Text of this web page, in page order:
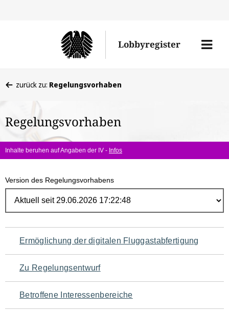
Lobbyregister
Menü
befinden
hier:
zurück zu: Regelungsvorhaben
Regelungsvorhaben
Inhalte beruhen auf Angaben der IV - Infos
Version des Regelungsvorhabens
Navigation
für
den
Seiteninhalt
Ermöglichung der digitalen Fluggastabfertigung
Zu Regelungsentwurf
Betroffene Interessenbereiche